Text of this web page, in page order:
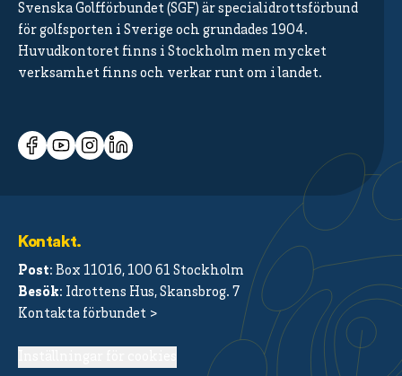
Kontakt.
Post: Box 11016, 100 61 Stockholm
Besök: Idrottens Hus, Skansbrog. 7
Kontakta förbundet >
Svenska Golfförbundet (SGF) är specialidrottsförbund
för golfsporten i Sverige och grundades 1904.
Huvudkontoret finns i Stockholm men mycket
verksamhet finns och verkar runt om i landet.